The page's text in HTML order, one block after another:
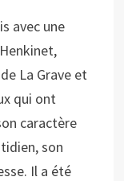
avec une
La Grave et
qui ont
caractère
son
Il a été